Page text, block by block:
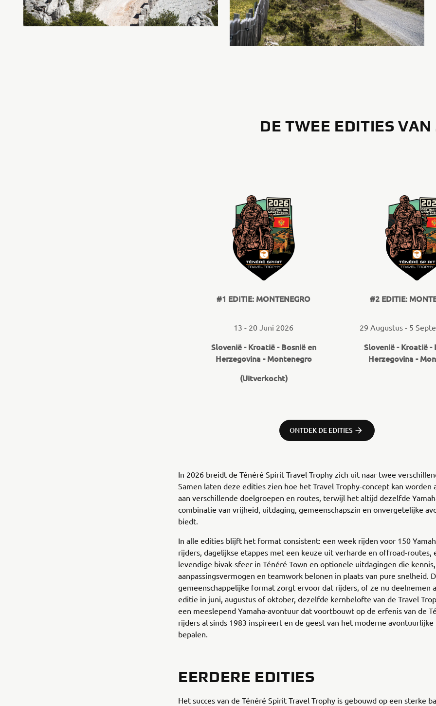
DE TWEE EDITIES
#1 EDITIE: MONTENEGRO #2 EDITIE:
13 - 20 Juni 2026
Slovenië - Kroatië - Bosnië en
Herzegovina - Montenegro
(Uitverkocht)
29 Augustus - 5
Slovenië - Kroatië -
Herzegovina -
ONTDEK DE EDITIES
In 2026 breidt de Ténéré Spirit Travel Trophy zich uit naar twee
Samen laten deze edities zien hoe het Travel Trophy-concept kan worden
aan verschillende doelgroepen en routes, terwijl het altijd dezelfde
combinatie van vrijheid, uitdaging, gemeenschapszin en onvergetelijke
biedt.
In alle edities blijft het format consistent: een week rijden voor 150
rijders, dagelijkse etappes met een keuze uit verharde en offroad-routes,
levendige bivak-sfeer in Ténéré Town en optionele uitdagingen die kennis,
aanpassingsvermogen en teamwork belonen in plaats van pure snelheid.
gemeenschappelijke format zorgt ervoor dat rijders, of ze nu deelnemen
editie in juni, augustus of oktober, dezelfde kernbelofte van de Travel
een meeslepend Yamaha-avontuur dat voortbouwt op de erfenis van de
rijders al sinds 1983 inspireert en de geest van het moderne
bepalen.
EERDERE EDITIES
Het succes van de Ténéré Spirit Travel Trophy is gebouwd op een sterke